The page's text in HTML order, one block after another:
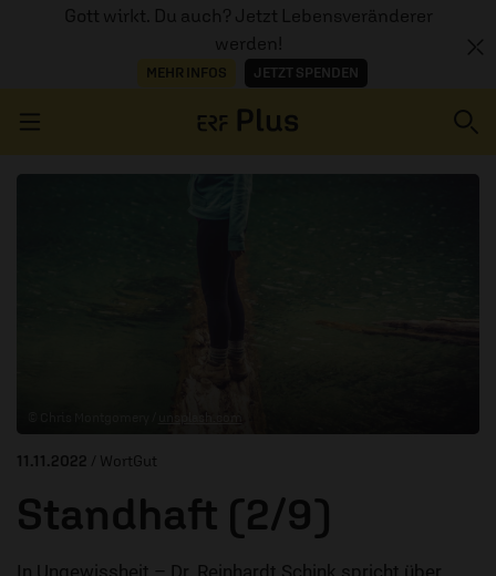
Gott wirkt. Du auch? Jetzt Lebensveränderer
werden!
MEHR INFOS JETZT SPENDEN
11.11.2022 / WortGut
Standhaft (2/9)